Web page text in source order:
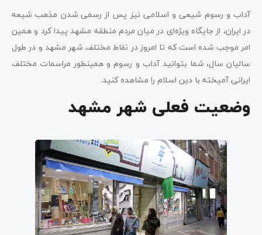
آداب و رسوم شیعی و اسلامی نیز پس از رسمی شدن مذهب شیعه
در ایران، از جایگاه ویژه‌ای در میان مردم منطقه مشهد پیدا کرد و همین
امر موجب شده است که تا امروز در نقاط مختلف شهر مشهد و در طول
سالیان سال، شما بتوانید آداب و رسوم و همینطور مراسمات مختلف
ایرانی آمیخته با دین اسلام را مشاهده کنید.
وضعیت فعلی شهر مشهد